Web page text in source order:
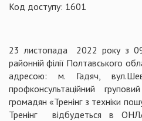
Код доступу: 1601
23 листопада 2022 року з
районній філії Полтавського
адресою: м. Гадяч,
профконсультаційний
громадян «Тренінг з техніки
Тренінг відбудеться в